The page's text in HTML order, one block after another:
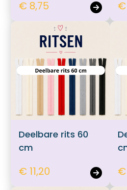
€ 8,75 €
Deelbare rits 60
cm
€ 11,20 €